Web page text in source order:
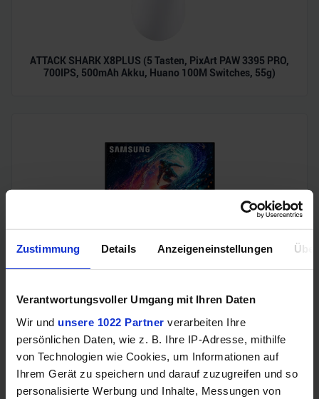
Zustimmung Details Anzeigeneinstellungen
Verantwortungsvoller Umgang mit Ihren Daten
Wir und unsere 1022 Partner verarbeiten Ihre
persönlichen Daten, wie z. B. Ihre IP-Adresse, mithilfe
von Technologien wie Cookies, um Informationen auf
Ihrem Gerät zu speichern und darauf zuzugreifen und so
personalisierte Werbung und Inhalte, Messungen von
ATTACK SHARK X8PLUS (5 Tasten, PixArt PAW 3395 PRO,
700IPS, 500mAh Akku, Huano 100M Switches, 55g)
Samsung Odyssey OLED G6 (240Hz, WQHD, 27", QD-OLED,
FreeSync Premium, 99% DCI-P3)